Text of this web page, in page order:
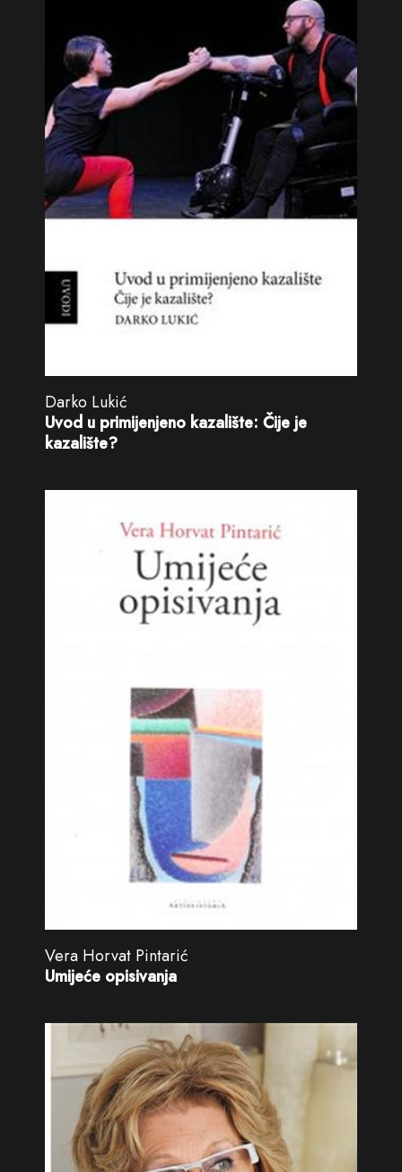
Darko Lukić
Uvod u primijenjeno kazalište: Čije je
kazalište?
Vera Horvat Pintarić
Umijeće opisivanja